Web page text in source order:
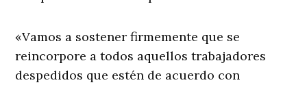
«Vamos a sostener firmemente que se
reincorpore a todos aquellos trabajadores
despedidos que estén de acuerdo con